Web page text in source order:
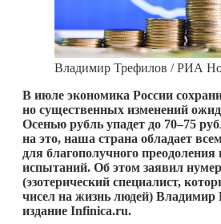
Владимир Трефилов / РИА
В июле экономика России
но существенных изменений
Осенью рубль упадет до 70–75
на это, наша страна обладает
для благополучного преодоления
испытаний. Об этом заявил
(эзотерический специалист,
чисел на жизнь людей) Владимир
издание Infinica.ru.